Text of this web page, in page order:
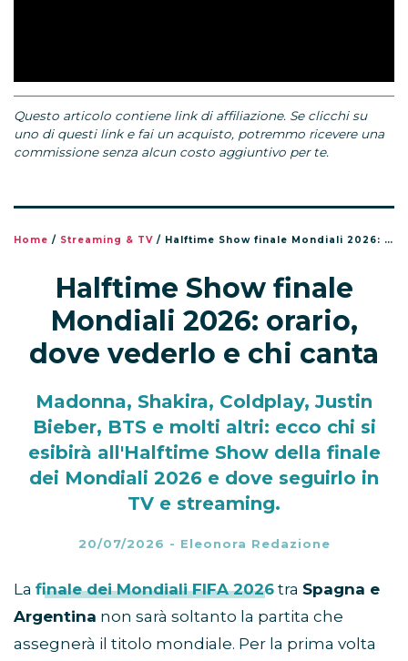
Questo articolo contiene link di affiliazione. Se clicchi su
uno di questi link e fai un acquisto, potremmo ricevere una
commissione senza alcun costo aggiuntivo per te.
Home / Streaming & TV / Halftime Show finale Mondiali 2026: orario, dove vederlo e chi canta
Halftime Show finale
Mondiali 2026: orario,
dove vederlo e chi canta
Madonna, Shakira, Coldplay, Justin
Bieber, BTS e molti altri: ecco chi si
esibirà all'Halftime Show della finale
dei Mondiali 2026 e dove seguirlo in
TV e streaming.
20/07/2026 - Eleonora Redazione
La finale dei Mondiali FIFA 2026 tra Spagna e
Argentina non sarà soltanto la partita che
assegnerà il titolo mondiale. Per la prima volta